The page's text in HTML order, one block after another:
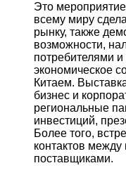
Это
всему миру
рынку, также
возможности,
потребителями и
экономическое
Китаем.
бизнес и
региональные
инвестиций,
Более того,
контактов
поставщиками.